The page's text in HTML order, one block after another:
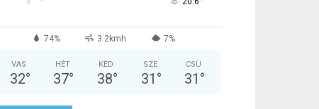
74% 3.2kmh 7%
VAS
32°
HÉT
37°
KED
38°
SZE
31 °
CSÜ
31 °